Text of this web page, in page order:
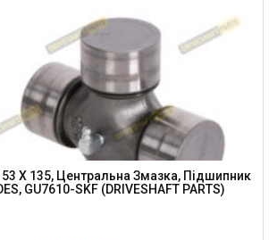
X 135, Центральна Змазка, Підшипник
GU7610-SKF (DRIVESHAFT PARTS)